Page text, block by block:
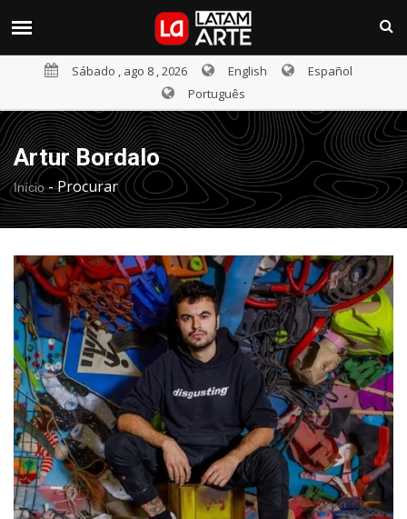
Sábado , ago 8 , 2026 English
Español
Português
Artur Bordalo
Início-Procurar